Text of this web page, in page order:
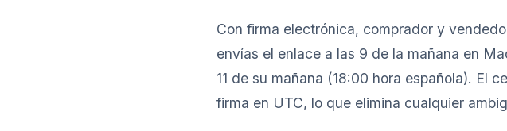
Con firma electrónica, comprador y
envías el enlace a las 9 de la mañana en
11 de su mañana (18:00 hora española). El
firma en UTC, lo que elimina cualquier